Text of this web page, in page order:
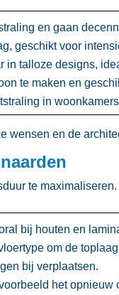
en gaan
geschikt voor
talloze designs,
te maken en
in
wensen en de
te
bij houten en
om de
bij verplaatsen.​
het